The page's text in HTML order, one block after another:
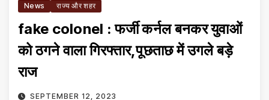
News राज्य और शहर
fake colonel : फर्जी कर्नल बनकर युवाओं
को ठगने वाला गिरफ्तार,पूछताछ में उगले बड़े
राज
SEPTEMBER 12, 2023